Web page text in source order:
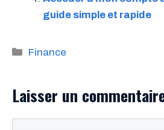
guide simple et rapide
Catégories
Finance
Laisser un